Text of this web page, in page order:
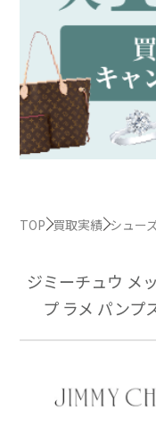
TOP 買取実績 シュー
ジミーチュウ メ
プ ラメ パンプ